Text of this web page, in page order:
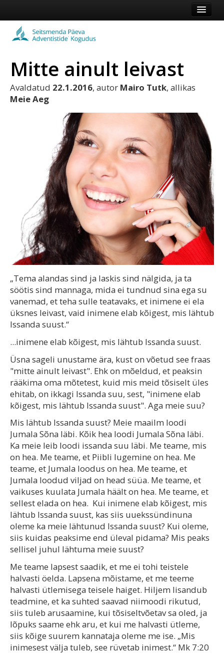
Koduleht
Vaata veel
Logi sisse või registreeru
Mitte ainult leivast
Avaldatud 22.1.2016, autor Mairo Tutk, allikas
Meie Aeg
„Tema alandas sind ja laskis sind nälgida, ja ta
söötis sind mannaga, mida ei tundnud sina ega su
vanemad, et teha sulle teatavaks, et inimene ei ela
üksnes leivast, vaid inimene elab kõigest, mis lähtub
Issanda suust.“
...inimene elab kõigest, mis lähtub Issanda suust.
Üsna sageli unustame ära, kust on võetud see fraas
"mitte ainult leivast". Ehk on mõeldud, et peaksin
rääkima oma mõtetest, kuid mis meid tõsiselt üles
ehitab, on ikkagi Issanda suu, sest, "inimene elab
kõigest, mis lähtub Issanda suust". Aga meie suu?
Mis lähtub Issanda suust? Meie maailm loodi
Jumala Sõna läbi. Kõik hea loodi Jumala Sõna läbi.
Ka meie leib loodi issanda suu läbi. Me teame, mis
on hea. Me teame, et Piibli lugemine on hea. Me
teame, et Jumala loodus on hea. Me teame, et
Jumala loodud viljad on head süüa. Me teame, et
vaikuses kuulata Jumala häält on hea. Me teame, et
sellest elada on hea. Kui inimene elab kõigest, mis
lähtub Issanda suust, kas siis uuekssündinuna
oleme ka meie lähtunud Issanda suust? Kui oleme,
siis kuidas peaksime end üleval pidama? Mis peaks
sellisel juhul lähtuma meie suust?
Me teame lapsest saadik, et me ei tohi teistele
halvasti öelda. Lapsena mõistame, et me teeme
halvasti ütlemisega teisele haiget. Hiljem lisandub
teadmine, et ka suhted saavad niimoodi rikutud,
siis tuleb arusaamine, kui tõsiseltvõetav sa oled, ja
lõpuks saame ehk aru, et kui me halvasti ütleme,
siis kõige suurem kannataja oleme me ise. „Mis
inimesest välja tuleb, see rüvetab inimest.“ Mk 7:20